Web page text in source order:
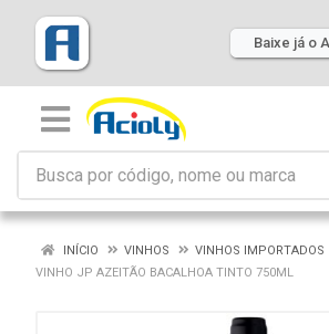
Baixe já o
INÍCIO VINHOS
VINHOS IMPORTADOS
VINHO JP AZEITÃO BACALHOA TINTO 750ML